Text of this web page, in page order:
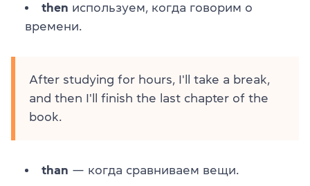
then используем, когда говорим о
времени.
After studying for hours, I'll take a break,
and then I'll finish the last chapter of the
book.
than — когда сравниваем вещи.